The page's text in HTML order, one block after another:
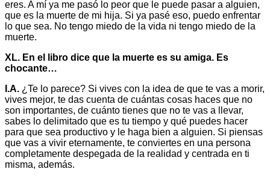
eres. A mí ya me pasó lo peor que le puede pasar a alguien,
que es la muerte de mi hija. Si ya pasé eso, puedo enfrentar
lo que sea. No tengo miedo de la vida ni tengo miedo de la
muerte.
XL. En el libro dice que la muerte es su amiga. Es
chocante…
I.A. ¿Te lo parece? Si vives con la idea de que te vas a morir,
vives mejor, te das cuenta de cuántas cosas haces que no
son importantes, de cuánto tienes que no te vas a llevar,
sabes lo delimitado que es tu tiempo y qué puedes hacer
para que sea productivo y le haga bien a alguien. Si piensas
que vas a vivir eternamente, te conviertes en una persona
completamente despegada de la realidad y centrada en ti
misma, además.